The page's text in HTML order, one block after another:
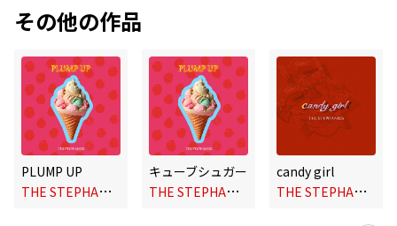
その他の作品
PLUMP UP
T
HE STEPHANIES
キューブシュガー
T
HE STEPHANIES
candy girl
T
HE STEPHANIES